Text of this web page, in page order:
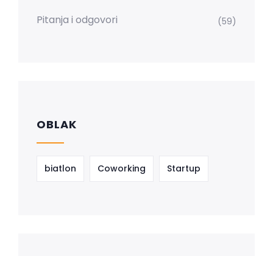
Pitanja i odgovori (59)
OBLAK
biatlon Coworking Startup